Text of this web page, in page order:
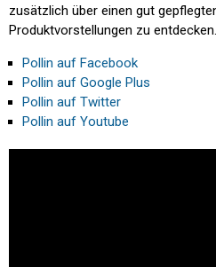
zusätzlich über einen gut
Produktvorstellungen zu entdecken.
Pollin auf Facebook
Pollin auf Google Plus
Pollin auf Twitter
Pollin auf Youtube